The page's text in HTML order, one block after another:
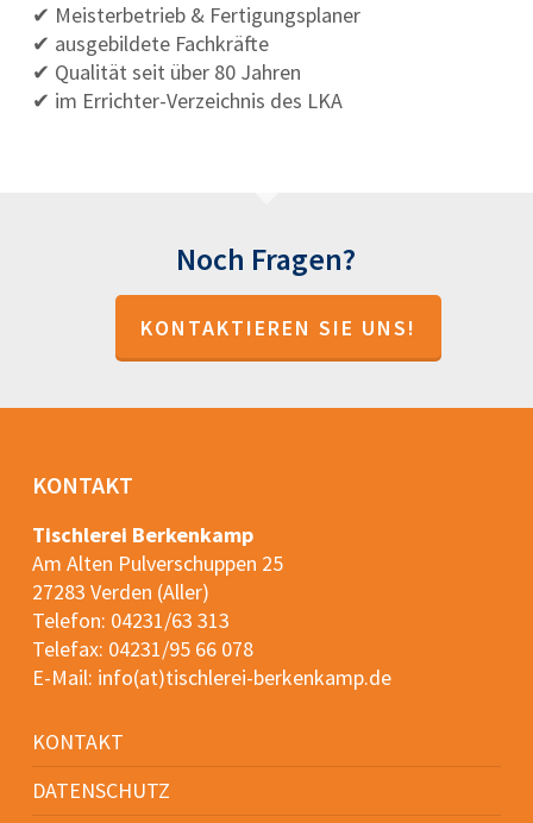
✔ Meisterbetrieb & Fertigungsplaner
✔ ausgebildete Fachkräfte
✔ Qualität seit über 80 Jahren
✔ im Errichter-Verzeichnis des LKA
Noch Fragen?
KONTAKTIEREN SIE UNS!
KONTAKT
Tischlerei Berkenkamp
Am Alten Pulverschuppen 25
27283 Verden (Aller)
Telefon: 04231/63 313
Telefax: 04231/95 66 078
E-Mail: info(at)tischlerei-berkenkamp.de
KONTAKT
DATENSCHUTZ